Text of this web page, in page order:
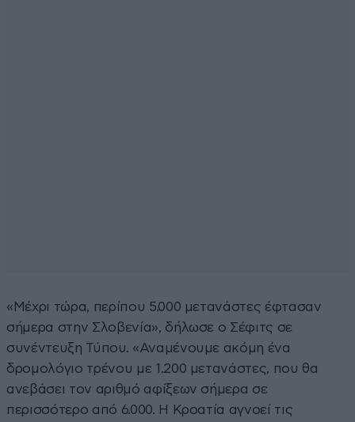
«Μέχρι τώρα, περίπου 5.000 μετανάστες έφτασαν
σήμερα στην Σλοβενία», δήλωσε ο Σέφιτς σε
συνέντευξη Τύπου. «Αναμένουμε ακόμη ένα
δρομολόγιο τρένου με 1.200 μετανάστες, που θα
ανεβάσει τον αριθμό αφίξεων σήμερα σε
περισσότερο από 6.000. Η Κροατία αγνοεί τις